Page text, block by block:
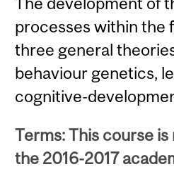
processes within the
three general
behaviour genetics,
cognitive-
Terms: This course
the 2016-2017